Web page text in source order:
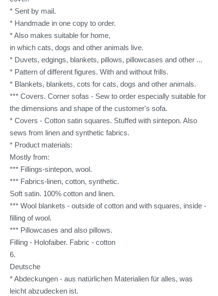
* Sent by mail.
* Handmade in one copy to order.
* Also makes suitable for home,
in which cats, dogs and other animals live.
* Duvets, edgings, blankets, pillows, pillowcases and other ...
* Pattern of different figures. With and without frills.
* Blankets, blankets, cots for cats, dogs and other animals.
*** Covers. Corner sofas - Sew to order especially suitable for
the dimensions and shape of the customer's sofa.
* Covers - Cotton satin squares. Stuffed with sintepon. Also
sews from linen and synthetic fabrics.
* Product materials:
Mostly from:
*** Fillings-sintepon, wool.
*** Fabrics-linen, cotton, synthetic.
Soft satin. 100% cotton and linen.
*** Wool blankets - outside of cotton and with squares, inside -
filling of wool.
*** Pillowcases and also pillows.
Filling - Holofaiber. Fabric - cotton
6.
Deutsche
* Abdeckungen - aus natürlichen Materialien für alles, was
leicht abzudecken ist.